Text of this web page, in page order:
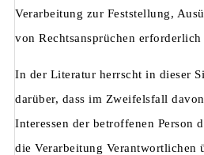
Verarbeitung zur Feststellung,
von Rechtsansprüchen erforderlich
In der Literatur herrscht in dieser
darüber, dass im Zweifelsfall
Interessen der betroffenen Person
die Verarbeitung Verantwortlichen